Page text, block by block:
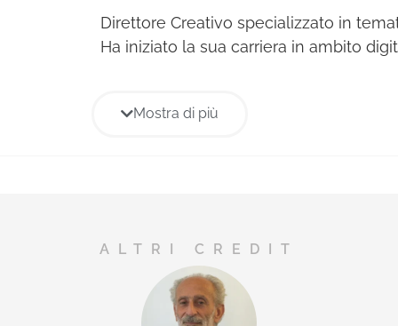
Direttore Creativo specializzato in
Ha iniziato la sua carriera in ambito
creato campagne integrate per:
Costa Crociere, Banca Mediolanum,
Assicurazioni, Boehringer Ingelheim e
Mostra di più
ALTRI CREDIT